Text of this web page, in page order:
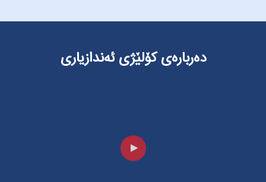
دەربارەی کۆلێژی ئەندازیاری